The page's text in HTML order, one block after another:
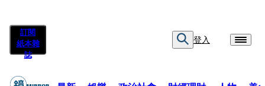
訂閱
紙本雜
誌
登入